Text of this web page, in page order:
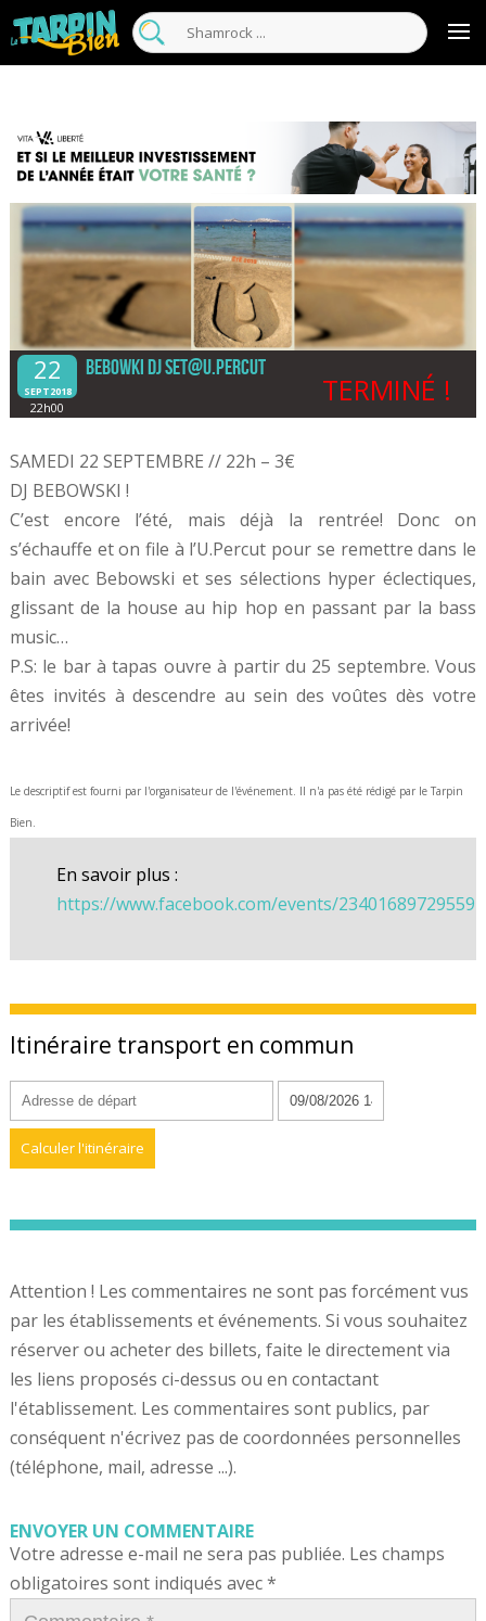
22
SEPT2018
22h00
Bebowki Dj set@U.Percut
TERMINÉ !
SAMEDI 22 SEPTEMBRE // 22h – 3€
DJ BEBOWSKI !
C’est encore l’été, mais déjà la rentrée! Donc on
s’échauffe et on file à l’U.Percut pour se remettre dans le
bain avec Bebowski et ses sélections hyper éclectiques,
glissant de la house au hip hop en passant par la bass
music…
P.S: le bar à tapas ouvre à partir du 25 septembre. Vous
êtes invités à descendre au sein des voûtes dès votre
arrivée!
Le descriptif est fourni par l'organisateur de l'événement. Il n'a pas été rédigé par le Tarpin
Bien.
En savoir plus :
https://www.facebook.com/events/
Itinéraire transport en commun
Attention ! Les commentaires ne sont pas forcément vus
par les établissements et événements. Si vous souhaitez
réserver ou acheter des billets, faite le directement via
les liens proposés ci-dessus ou en contactant
l'établissement. Les commentaires sont publics, par
conséquent n'écrivez pas de coordonnées personnelles
(téléphone, mail, adresse ...).
ENVOYER UN COMMENTAIRE
Votre adresse e-mail ne sera pas publiée. Les champs
obligatoires sont indiqués avec*